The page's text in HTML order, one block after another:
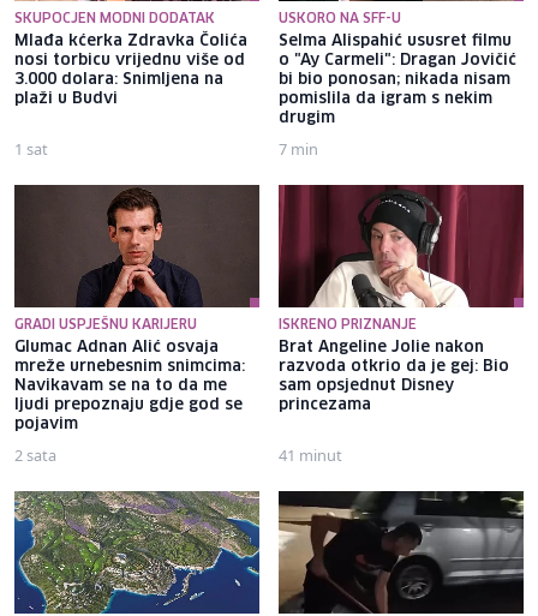
SKUPOCJEN MODNI DODATAK
Mlađa kćerka Zdravka Čolića
nosi torbicu vrijednu više od
3.000 dolara: Snimljena na
plaži u Budvi
1 sat
USKORO NA SFF-U
Selma Alispahić ususret filmu
o "Ay Carmeli": Dragan Jovičić
bi bio ponosan; nikada nisam
pomislila da igram s nekim
drugim
7 min
GRADI USPJEŠNU KARIJERU
Glumac Adnan Alić osvaja
mreže urnebesnim snimcima:
Navikavam se na to da me
ljudi prepoznaju gdje god se
pojavim
2 sata
ISKRENO PRIZNANJE
Brat Angeline Jolie nakon
razvoda otkrio da je gej: Bio
sam opsjednut Disney
princezama
41 minut